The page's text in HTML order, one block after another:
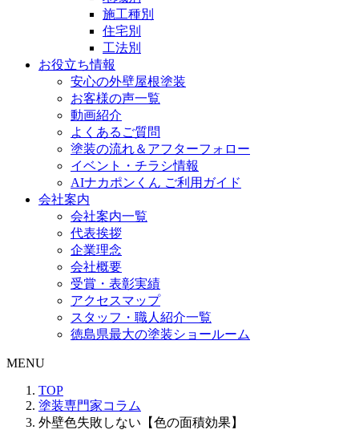
施工種別
住宅別
工法別
お役立ち情報
安心の外壁屋根塗装
お客様の声一覧
動画紹介
よくあるご質問
塗装の流れ＆アフターフォロー
イベント・チラシ情報
AIナカポンくん ご利用ガイド
会社案内
会社案内一覧
代表挨拶
企業理念
会社概要
受賞・表彰実績
アクセスマップ
スタッフ・職人紹介一覧
徳島県最大の塗装ショールーム
MENU
TOP
塗装専門家コラム
外壁色失敗しない【色の面積効果】